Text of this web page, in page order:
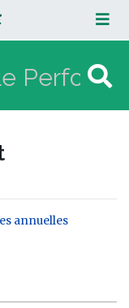
annuelles